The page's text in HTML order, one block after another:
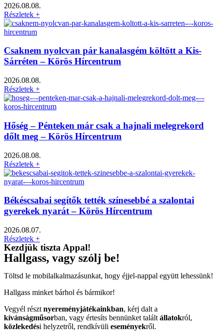
2026.08.08.
Részletek +
Csaknem nyolcvan pár kanalasgém költött a Kis-
Sárréten – Körös Hírcentrum
2026.08.08.
Részletek +
Hőség – Pénteken már csak a hajnali melegrekord
dőlt meg – Körös Hírcentrum
2026.08.08.
Részletek +
Békéscsabai segítők tették színesebbé a szalontai
gyerekek nyarát – Körös Hírcentrum
2026.08.07.
Részletek +
Kezdjük tiszta Appal!
Hallgass, vagy szólj be!
Töltsd le mobilalkalmazásunkat, hogy éjjel-nappal együtt lehessünk!
Hallgass minket bárhol és bármikor!
Vegyél részt nyereményjátékainkban, kérj dalt a
kívánságműsorban, vagy értesíts bennünket talált állatokról,
közlekedési helyzetről, rendkívüli eseményekről.